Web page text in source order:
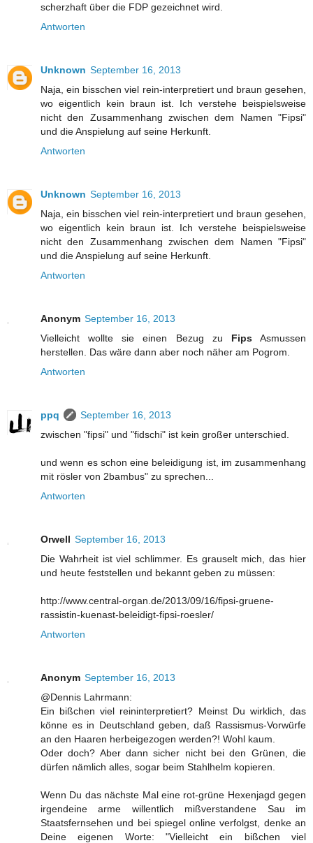
scherzhaft über die FDP gezeichnet wird.
Antworten
Unknown September 16, 2013
Naja, ein bisschen viel rein-interpretiert und braun gesehen,
wo eigentlich kein braun ist. Ich verstehe beispielsweise
nicht den Zusammenhang zwischen dem Namen "Fipsi"
und die Anspielung auf seine Herkunft.
Antworten
Unknown September 16, 2013
Naja, ein bisschen viel rein-interpretiert und braun gesehen,
wo eigentlich kein braun ist. Ich verstehe beispielsweise
nicht den Zusammenhang zwischen dem Namen "Fipsi"
und die Anspielung auf seine Herkunft.
Antworten
Anonym September 16, 2013
Vielleicht wollte sie einen Bezug zu FipsAsmussen
herstellen. Das wäre dann aber noch näher am Pogrom.
Antworten
ppq
September 16, 2013
zwischen "fipsi" und "fidschi" ist kein großer unterschied.
und wenn es schon eine beleidigung ist, im zusammenhang
mit rösler von 2bambus" zu sprechen...
Antworten
Orwell September 16, 2013
Die Wahrheit ist viel schlimmer. Es grauselt mich, das hier
und heute feststellen und bekannt geben zu müssen:
http://www.central-organ.de/2013/09/16/fipsi-gruene-
rassistin-kuenast-beleidigt-fipsi-roesler/
Antworten
Anonym September 16, 2013
@Dennis Lahrmann:
Ein bißchen viel reininterpretiert? Meinst Du wirklich, das
könne es in Deutschland geben, daß Rassismus-Vorwürfe
an den Haaren herbeigezogen werden?! Wohl kaum.
Oder doch? Aber dann sicher nicht bei den Grünen, die
dürfen nämlich alles, sogar beim Stahlhelm kopieren.
Wenn Du das nächste Mal eine rot-grüne Hexenjagd gegen
irgendeine arme willentlich mißverstandene Sau im
Staatsfernsehen und bei spiegel online verfolgst, denke an
Deine eigenen Worte: "Vielleicht ein bißchen viel